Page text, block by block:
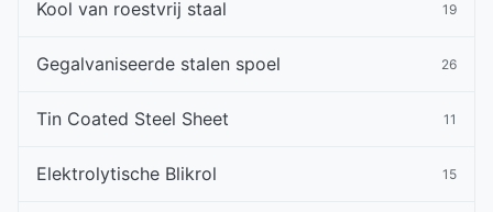
Kool van roestvrij staal 19
Gegalvaniseerde stalen spoel 26
Tin Coated Steel Sheet 11
Elektrolytische Blikrol 15